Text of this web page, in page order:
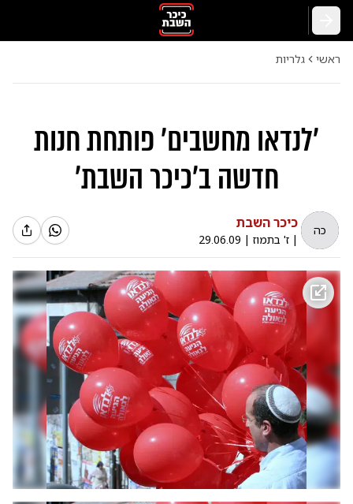
ראשי גלריות
'לנדאו מחשבים' פותחת חנות
חדשה ב'כיכר השבת'
כה כיכר השבת
| ז' בתמוז |
29.06.09